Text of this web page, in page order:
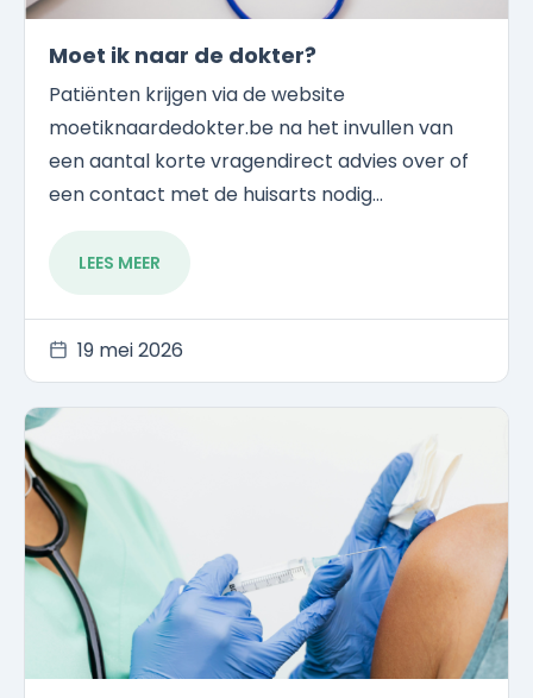
Moet ik naar de dokter?
Patiënten krijgen via de website
moetiknaardedokter.be na het invullen van
een aantal korte vragendirect advies over of
een contact met de huisarts nodig...
LEES MEER
19 mei 2026